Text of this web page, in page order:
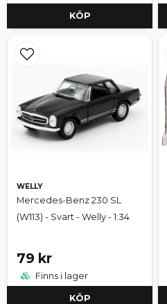
KÖP
WELLY
Mercedes-Benz 230 SL
(W113) - Svart - Welly - 1:34
79 kr
Finns i lager
KÖP